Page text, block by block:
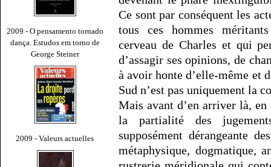
2009 - O pensamento tornado
dança. Estudos em torno de
George Steiner
2009 - Valeurs actuelles
Ce sont par conséquent les
tous ces hommes
cerveau de Charles et qui
d’assagir ses opinions, de
à avoir honte d’elle-même et
Sud n’est pas uniquement la
Mais avant d’en arriver là,
la partialité des
supposément dérangeante
métaphysique, dogmatique,